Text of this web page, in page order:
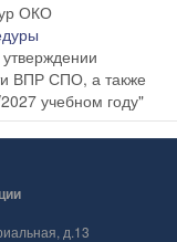
ОКО
ВПР СПО, а также
учебном году"
д.13